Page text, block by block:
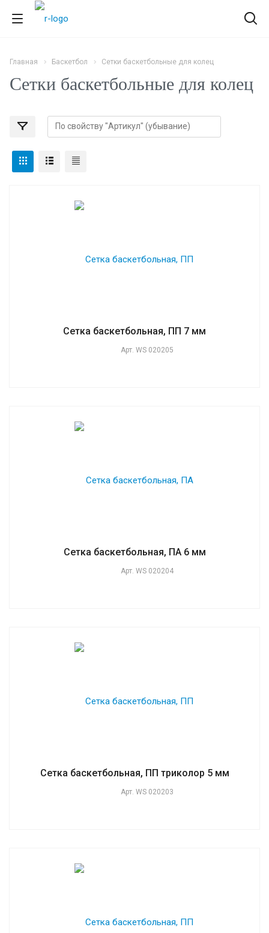
Главная Баскетбол Сетки баскетбольные для колец
Сетки баскетбольные для колец
Сетка баскетбольная, ПП 7 мм
Арт. WS 020205
Сетка баскетбольная, ПА 6 мм
Арт. WS 020204
Сетка баскетбольная, ПП триколор 5 мм
Арт. WS 020203